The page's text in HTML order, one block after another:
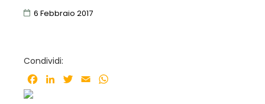
6 Febbraio 2017
Condividi:
Facebook
LinkedInTwitter
Email